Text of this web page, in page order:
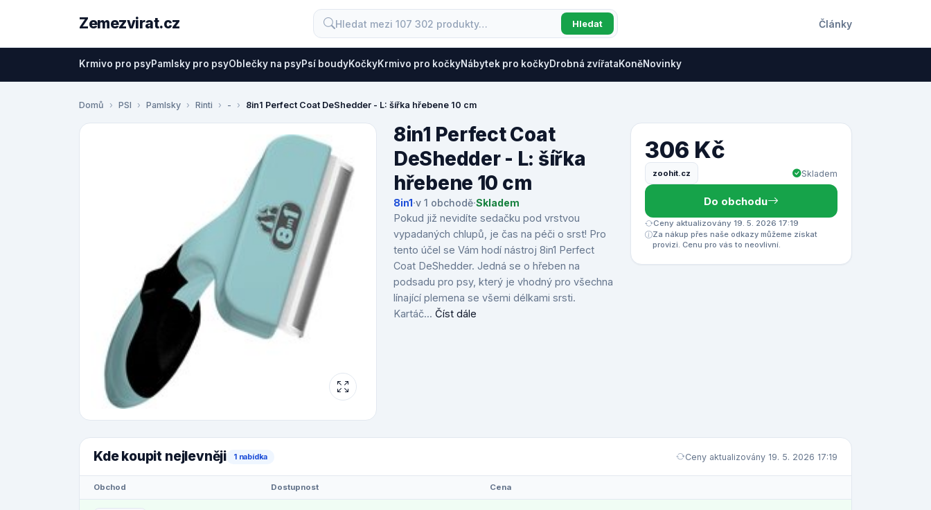
Zemezvirat.cz Hledat Články
Krmivo pro psyPamlsky pro psyOblečky na psyPsí boudyKočkyKrmivo pro kočkyNábytek pro kočkyDrobná zvířataKoněNovinky
Domů PSI Pamlsky Rinti - 8in1 Perfect Coat DeShedder - L: šířka hřebene 10 cm
8in1 Perfect Coat
DeShedder - L: šířka
hřebene 10 cm
8in1·v 1 obchodě·Skladem
Pokud již nevidíte sedačku pod vrstvou
vypadaných chlupů, je čas na péči o srst! Pro
tento účel se Vám hodí nástroj 8in1 Perfect
Coat DeShedder. Jedná se o hřeben na
podsadu pro psy, který je vhodný pro všechna
línající plemena se všemi délkami srsti.
Kartáč... Číst dále
306 Kč
zoohit.cz Skladem
Do obchodu
Ceny aktualizovány 19. 5. 2026 17:19
Za nákup přes naše odkazy můžeme získat
provizi. Cenu pro vás to neovlivní.
Kde koupit nejlevněji 1 nabídka Ceny aktualizovány 19. 5. 2026 17:19
Obchod Dostupnost Cena